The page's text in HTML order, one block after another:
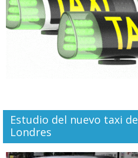
Estudio del nuevo taxi de
Londres